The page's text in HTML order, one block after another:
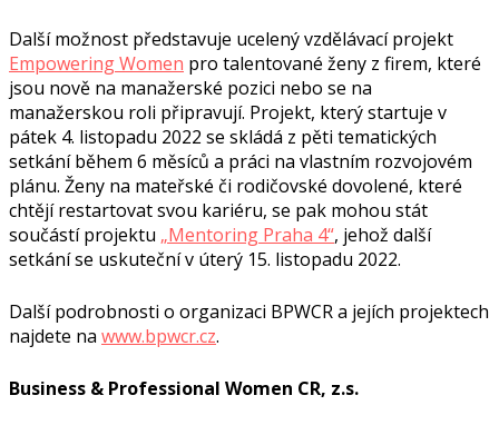
Další možnost představuje ucelený vzdělávací projekt
Empowering Women pro talentované ženy z firem, které
jsou nově na manažerské pozici nebo se na
manažerskou roli připravují. Projekt, který startuje v
pátek 4. listopadu 2022 se skládá z pěti tematických
setkání během 6 měsíců a práci na vlastním rozvojovém
plánu. Ženy na mateřské či rodičovské dovolené, které
chtějí restartovat svou kariéru, se pak mohou stát
součástí projektu „Mentoring Praha 4“, jehož další
setkání se uskuteční v úterý 15. listopadu 2022.
Další podrobnosti o organizaci BPWCR a jejích projektech
najdete na www.bpwcr.cz.
Business & Professional Women CR, z.s.